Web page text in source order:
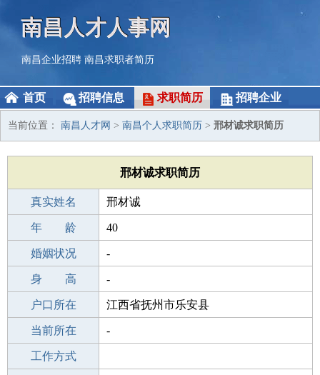
南昌人才人事网
南昌企业招聘 南昌求职者简历
首页 招聘信息 求职简历 招聘企业
当前位置： 南昌人才网 > 南昌个人求职简历 > 邢材诚求职简历
邢材诚求职简历
真实姓名 邢材诚
性 别 男
年 龄 40
出生年月 1986-04-01
婚姻状况 -
学 历 初中
身 高 -
毕业学校 泸州宋观初级中学
户口所在 江西省抚州市乐安县
所学专业 -
当前所在 -
工作经验
工作方式